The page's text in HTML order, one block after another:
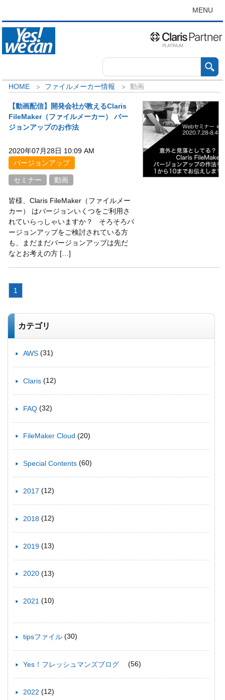
MENU
HOME ファイルメーカー情報 動画
【動画配信】開発会社が教えるClaris
FileMaker（ファイルメーカー） バー
ジョンアップのお作法
2020年07月28日 10:09 AM
バージョンアップ
セミナー 動画
皆様、Claris FileMaker（ファイルメー
カー） はバージョンいくつをご利用さ
れていらっしゃいますか？ そろそろバ
ージョンアップをご検討されている方
も、まだまだバージョンアップは先だ
なとお考えの方 […]
1
カテゴリ
AWS (31)
Claris (12)
FAQ (32)
FileMaker Cloud (20)
Special Contents (60)
2017 (12)
2018 (12)
2019 (13)
2020 (13)
2021 (10)
tipsファイル (30)
Yes！フレッシュマンズブログ (56)
2022 (12)